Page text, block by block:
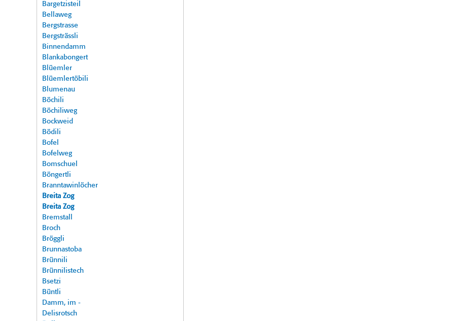
Bargetzisteil
Bellaweg
Bergstrasse
Bergsträssli
Binnendamm
Blankabongert
Blüemler
Blüemlertöbili
Blumenau
Böchili
Böchiliweg
Bockweid
Bödili
Bofel
Bofelweg
Bomschuel
Böngertli
Branntawinlöcher
Breita Zog
Breita Zog
Bremstall
Broch
Bröggli
Brunnastoba
Brünnili
Brünnilistech
Bsetzi
Büntli
Damm, im -
Delisrotsch